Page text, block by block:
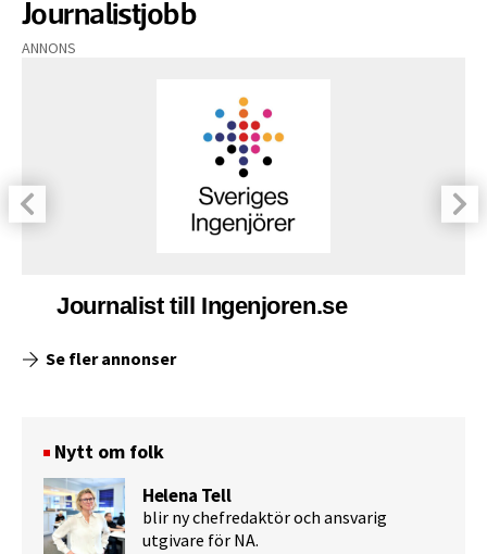
Journalistjobb
ANNONS
Journalist till Ingenjoren.se
Se fler annonser
Nytt om folk
Helena Tell
blir ny chefredaktör och ansvarig
utgivare för NA.